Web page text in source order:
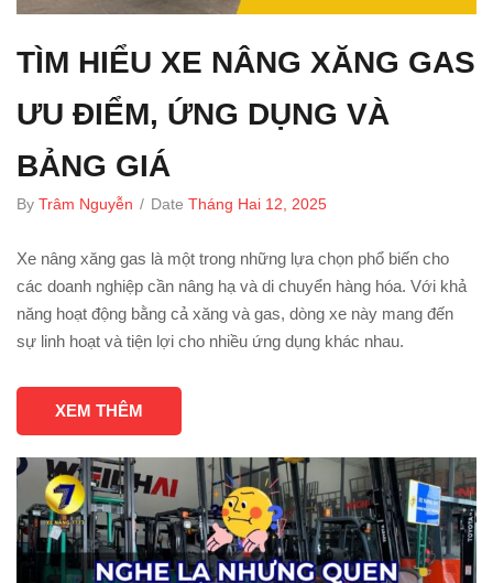
TÌM HIỂU XE NÂNG XĂNG GAS
ƯU ĐIỂM, ỨNG DỤNG VÀ
BẢNG GIÁ
By Trâm Nguyễn / Date Tháng Hai 12, 2025
Xe nâng xăng gas là một trong những lựa chọn phổ biến cho
các doanh nghiệp cần nâng hạ và di chuyển hàng hóa. Với khả
năng hoạt động bằng cả xăng và gas, dòng xe này mang đến
sự linh hoạt và tiện lợi cho nhiều ứng dụng khác nhau.
XEM THÊM